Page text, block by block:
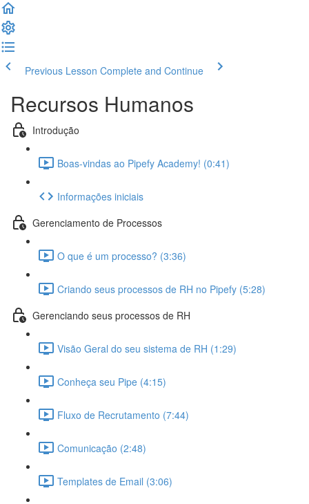
Previous Lesson Complete and Continue
Recursos Humanos
Introdução
Boas-vindas ao Pipefy Academy! (0:41)
Informações iniciais
Gerenciamento de Processos
O que é um processo? (3:36)
Criando seus processos de RH no Pipefy (5:28)
Gerenciando seus processos de RH
Visão Geral do seu sistema de RH (1:29)
Conheça seu Pipe (4:15)
Fluxo de Recrutamento (7:44)
Comunicação (2:48)
Templates de Email (3:06)